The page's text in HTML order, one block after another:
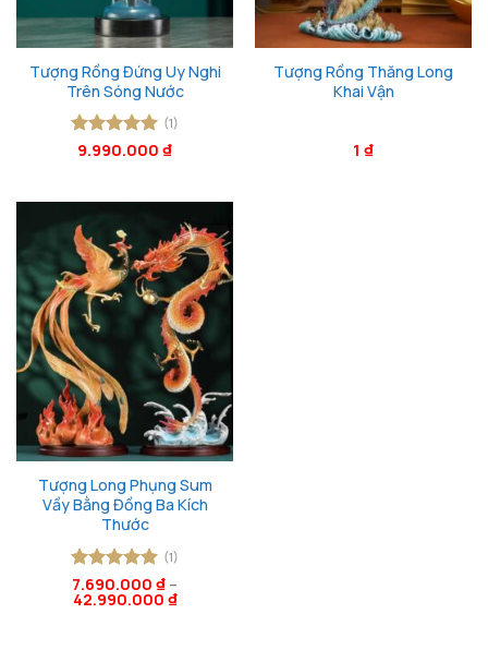
Tượng Rồng Đứng Uy Nghi
Trên Sóng Nước
Được xếp
(1)
9.990.000 ₫
Tượng Rồng Thăng Long
Khai Vận
1 ₫
Tượng Long Phụng Sum
Vầy Bằng Đồng Ba Kích
Thước
Được xếp
hạng55
(1)
7.690.000 ₫ –
42.990.000 ₫